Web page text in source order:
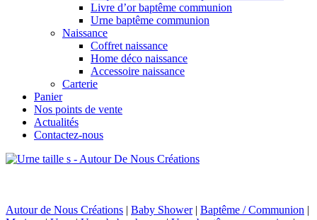
Livre d’or baptême communion
Urne baptême communion
Naissance
Coffret naissance
Home déco naissance
Accessoire naissance
Carterie
Panier
Nos points de vente
Actualités
Contactez-nous
Autour de Nous Créations | Baby Shower| Baptême / Communion |